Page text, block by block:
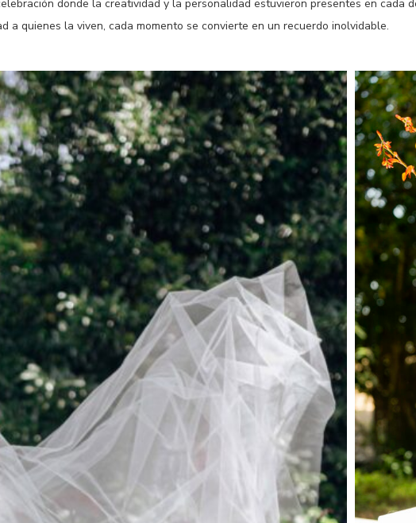
donde la creatividad y la personalidad estuvieron presentes en cada
a quienes la viven, cada momento se convierte en un recuerdo inolvidable.